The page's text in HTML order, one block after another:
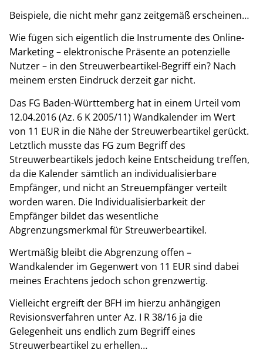
Beispiele, die nicht mehr ganz zeitgemäß erscheinen…
Wie fügen sich eigentlich die Instrumente des Online-
Marketing – elektronische Präsente an potenzielle
Nutzer – in den Streuwerbeartikel-Begriff ein? Nach
meinem ersten Eindruck derzeit gar nicht.
Das FG Baden-Württemberg hat in einem Urteil vom
12.04.2016 (Az. 6 K 2005/11) Wandkalender im Wert
von 11 EUR in die Nähe der Streuwerbeartikel gerückt.
Letztlich musste das FG zum Begriff des
Streuwerbeartikels jedoch keine Entscheidung treffen,
da die Kalender sämtlich an individualisierbare
Empfänger, und nicht an Streuempfänger verteilt
worden waren. Die Individualisierbarkeit der
Empfänger bildet das wesentliche
Abgrenzungsmerkmal für Streuwerbeartikel.
Wertmäßig bleibt die Abgrenzung offen –
Wandkalender im Gegenwert von 11 EUR sind dabei
meines Erachtens jedoch schon grenzwertig.
Vielleicht ergreift der BFH im hierzu anhängigen
Revisionsverfahren unter Az. I R 38/16 ja die
Gelegenheit uns endlich zum Begriff eines
Streuwerbeartikel zu erhellen…